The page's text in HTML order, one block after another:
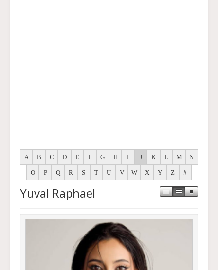
A B C D E F G H I J K L M N
O P Q R S T U V W X Y Z #
Yuval Raphael